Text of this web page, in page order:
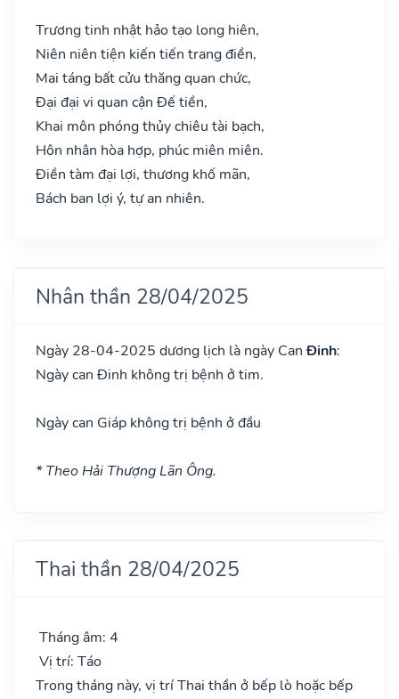
Trương tinh nhật hảo tạo long hiên,
Niên niên tiện kiến tiến trang điền,
Mai táng bất cửu thăng quan chức,
Đại đại vi quan cận Đế tiền,
Khai môn phóng thủy chiêu tài bạch,
Hôn nhân hòa hợp, phúc miên miên.
Điền tàm đại lợi, thương khố mãn,
Bách ban lợi ý, tự an nhiên.
Nhân thần 28/04/2025
Ngày 28-04-2025 dương lịch là ngày CanĐinh:
Ngày can Đinh không trị bệnh ở tim.
Ngày can Giáp không trị bệnh ở đầu
* Theo Hải Thượng Lãn Ông.
Thai thần 28/04/2025
Tháng âm: 4
Vị trí: Táo
Trong tháng này, vị trí Thai thần ở bếp lò hoặc bếp